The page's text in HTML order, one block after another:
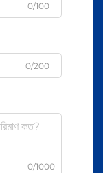
0/100
0/200
0/1000